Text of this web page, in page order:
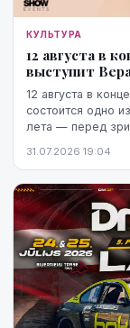
КУЛЬТУРА
12 августа в
выступит
12 августа в
состоится одно
лета — перед
31.07.2026 19:04